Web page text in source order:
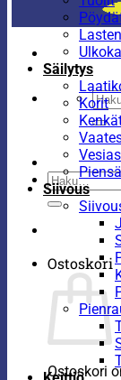
Etsi:
Etsi:
Ostoskori
Ostoskori
Säilytys
Korit
Siivous